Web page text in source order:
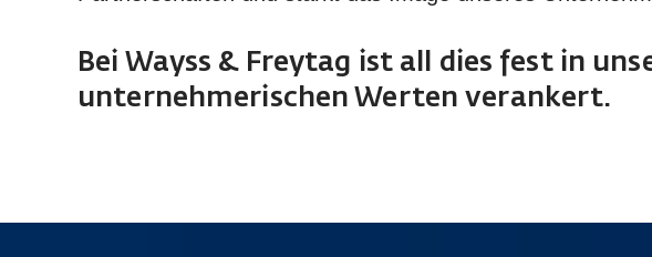
Bei Wayss & Freytag ist all dies fest in
unternehmerischen Werten verankert.